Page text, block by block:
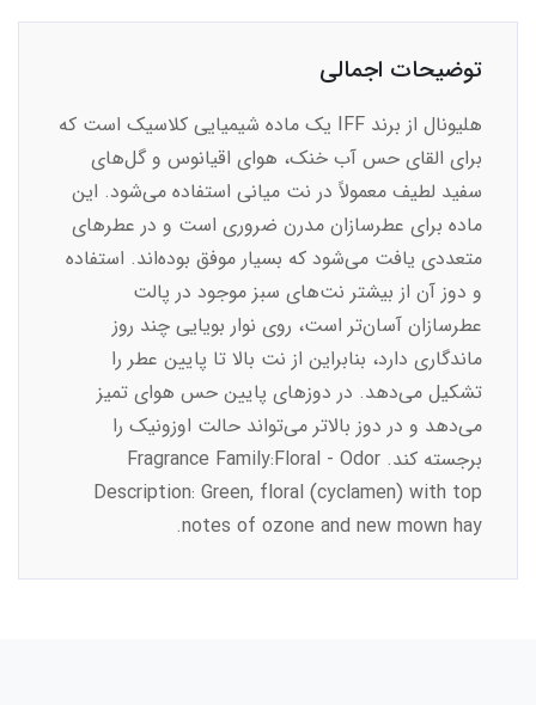
توضیحات اجمالی
هلیونال از برند IFF یک ماده شیمیایی کلاسیک است که
برای القای حس آب خنک، هوای اقیانوس و گل‌های
سفید لطیف معمولاً در نت میانی استفاده می‌شود. این
ماده برای عطرسازان مدرن ضروری است و در عطرهای
متعددی یافت می‌شود که بسیار موفق بوده‌اند. استفاده
و دوز آن از بیشتر نت‌های سبز موجود در پالت
عطرسازان آسان‌تر است، روی نوار بویایی چند روز
ماندگاری دارد، بنابراین از نت بالا تا پایین عطر را
تشکیل می‌دهد. در دوزهای پایین حس هوای تمیز
می‌دهد و در دوز بالاتر می‌تواند حالت اوزونیک را
برجسته کند. Fragrance Family:Floral - Odor
Description: Green, floral (cyclamen) with top
notes of ozone and new mown hay.